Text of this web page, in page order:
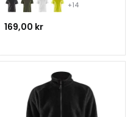
+14
169,00 kr